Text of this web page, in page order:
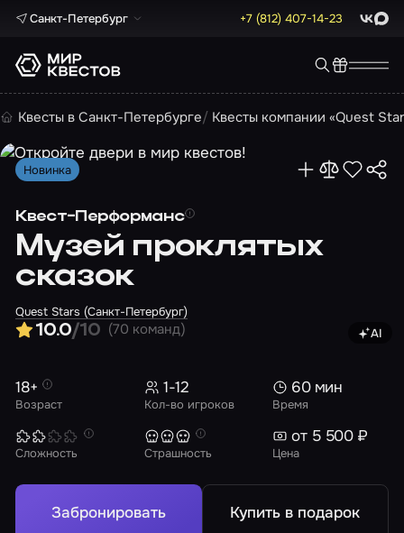
Санкт-Петербург +7 (812) 407-14-23 Max
Квесты в Санкт-Петербурге Квесты компании «Quest
Новинка
Квест-Перформанс
Музей проклятых
сказок
Quest Stars (Санкт-Петербург)
10.0/10 (70 команд) AI
Возраст
18+
Кол-во игроков
1-12
Время
60 мин
Сложность Страшность Цена
от 5 500 ₽
Забронировать Купить в подарок